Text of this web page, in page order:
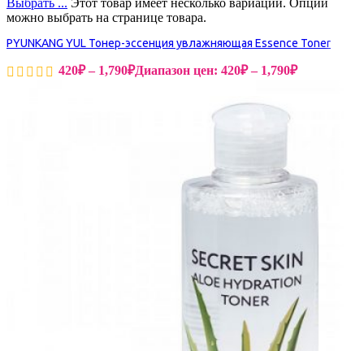
можно выбрать на странице товара.
PYUNKANG YUL Тонер-эссенция увлажняющая Essence Toner
420₽ – 1,790₽Диапазон цен: 420₽ – 1,790₽